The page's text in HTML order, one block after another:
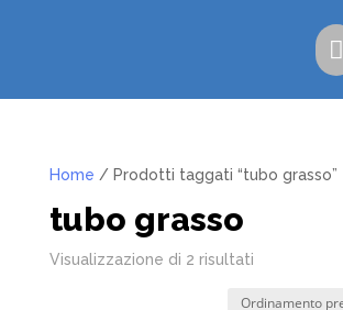

Home / Prodotti taggati “tubo grasso”
tubo grasso
Visualizzazione di 2 risultati